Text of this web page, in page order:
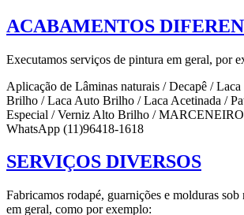
ACABAMENTOS
Executamos serviços de pintura em geral, por
Aplicação de Lâminas naturais / Decapê /
Brilho / Laca Auto Brilho / Laca Acetinada /
Especial / Verniz Alto Brilho /
WhatsApp (11)96418-1618
SERVIÇOS DIVERSOS
Fabricamos rodapé, guarnições e molduras
em geral, como por exemplo: